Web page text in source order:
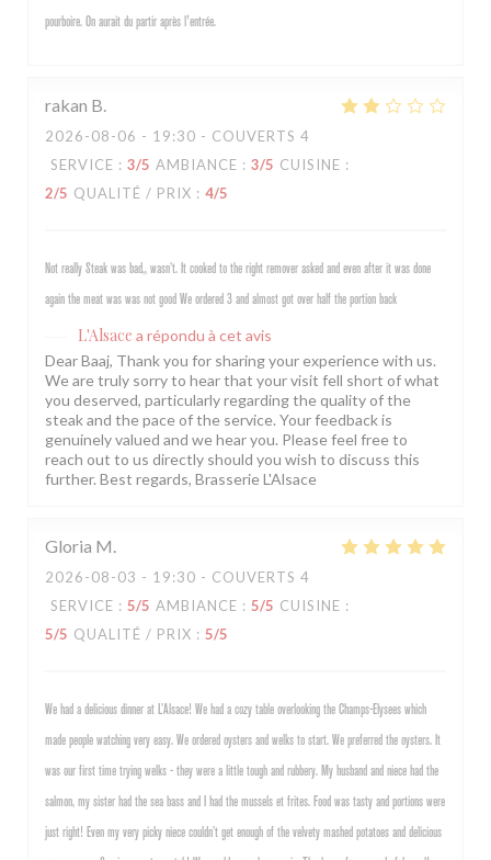
pourboire. On aurait du partir après l'entrée.
rakan B
2026-08-06 - 19:30 - COUVERTS 4
SERVICE : 3/5 AMBIANCE : 3/5 CUISINE :
2/5 QUALITÉ / PRIX : 4/5
Not really Steak was bad,, wasn’t. It cooked to the right remover asked and even after it was done
again the meat was was not good We ordered 3 and almost got over half the portion back
L'Alsace a répondu à cet avis
Dear Baaj, Thank you for sharing your experience with us.
We are truly sorry to hear that your visit fell short of what
you deserved, particularly regarding the quality of the
steak and the pace of the service. Your feedback is
genuinely valued and we hear you. Please feel free to
reach out to us directly should you wish to discuss this
further. Best regards, Brasserie L'Alsace
Gloria M
2026-08-03 - 19:30 - COUVERTS 4
SERVICE : 5/5 AMBIANCE : 5/5 CUISINE :
5/5 QUALITÉ / PRIX : 5/5
We had a delicious dinner at L’Alsace! We had a cozy table overlooking the Champs-Elysees which
made people watching very easy. We ordered oysters and welks to start. We preferred the oysters. It
was our first time trying welks - they were a little tough and rubbery. My husband and niece had the
salmon, my sister had the sea bass and I had the mussels et frites. Food was tasty and portions were
just right! Even my very picky niece couldn’t get enough of the velvety mashed potatoes and delicious